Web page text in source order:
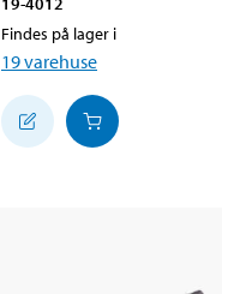
Findes på lager i
19varehuse